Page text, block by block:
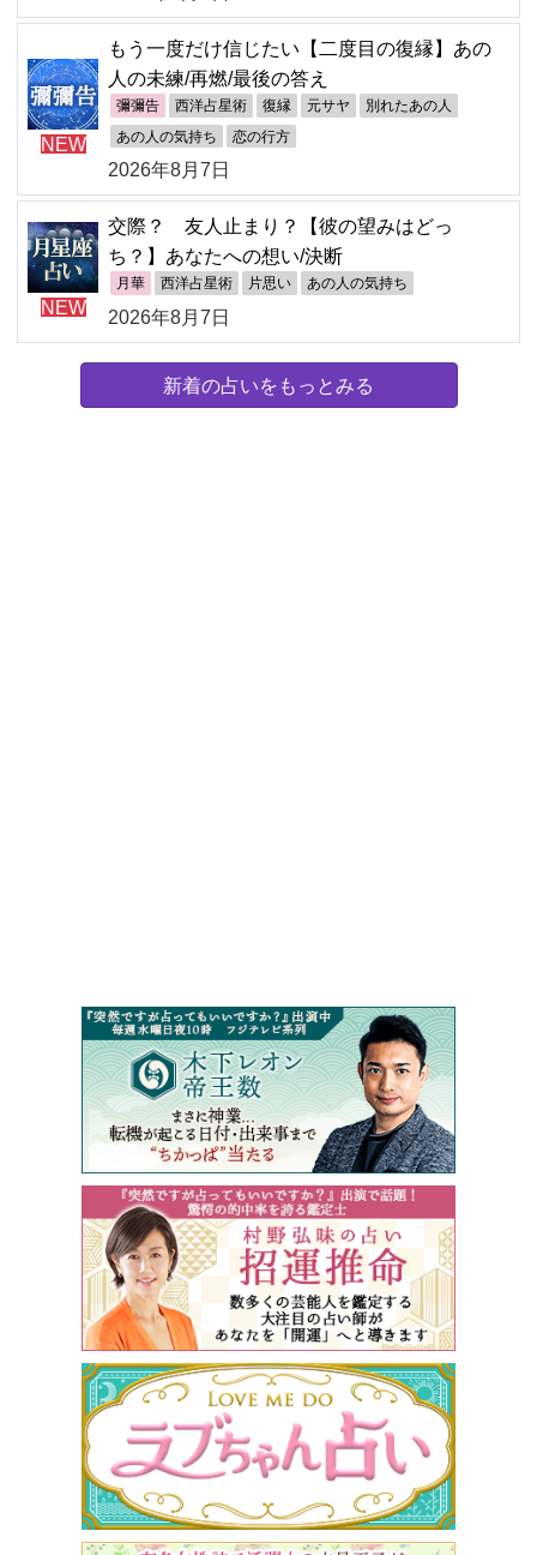
NEW
もう一度だけ信じたい【二度目の復縁】あの
人の未練/再燃/最後の答え
彌彌告 西洋占星術 復縁 元サヤ 別れたあの人
あの人の気持ち 恋の行方
2026年8月7日
NEW
交際？ 友人止まり？【彼の望みはどっ
ち？】あなたへの想い/決断
月華 西洋占星術 片思い あの人の気持ち
2026年8月7日
新着の占いをもっとみる